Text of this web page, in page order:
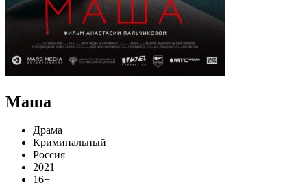
Маша
Драма
Криминальный
Россия
2021
16+